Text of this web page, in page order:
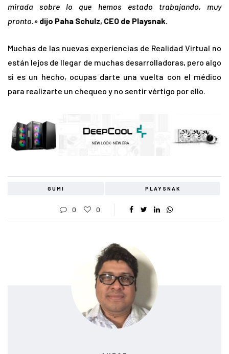
mirada sobre lo que hemos estado trabajando, muy
pronto.» dijo Paha Schulz, CEO de Playsnak.
Muchas de las nuevas experiencias de Realidad Virtual no
están lejos de llegar de muchas desarrolladoras, pero algo
si es un hecho, ocupas darte una vuelta con el médico
para realizarte un chequeo y no sentir vértigo por ello.
GUMI PLAYSNAK
0 0